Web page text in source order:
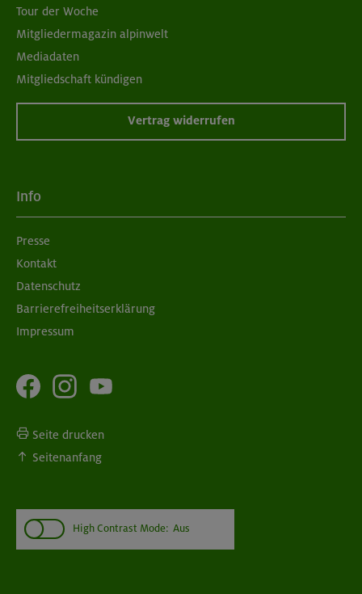
Tour der Woche
Mitgliedermagazin alpinwelt
Mediadaten
Mitgliedschaft kündigen
Vertrag widerrufen
Info
Presse
Kontakt
Datenschutz
Barrierefreiheitserklärung
Impressum
Seite drucken
Seitenanfang
High Contrast Mode: Aus